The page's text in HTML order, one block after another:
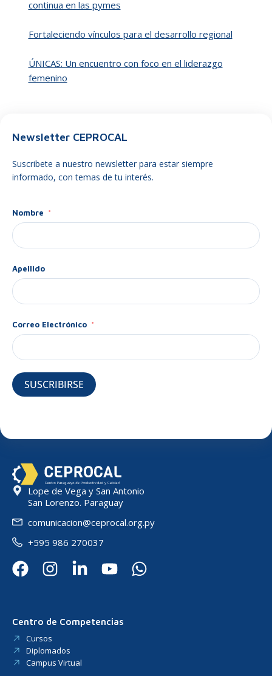
continua en las pymes
Fortaleciendo vínculos para el desarrollo regional
ÚNICAS: Un encuentro con foco en el liderazgo
femenino
Newsletter CEPROCAL
Suscribete a nuestro newsletter para estar siempre
informado, con temas de tu interés.
Nombre
Apellido
Correo Electrónico
SUSCRIBIRSE
Lope de Vega y San Antonio
San Lorenzo. Paraguay
comunicacion@ceprocal.org.py
+595 986 270037
Centro de Competencias
Cursos
Diplomados
Campus Virtual